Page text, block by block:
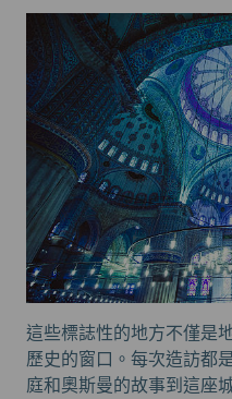
這些標誌性的地方不僅是
歷史的窗口。每次造訪都
庭和奧斯曼的故事到這座